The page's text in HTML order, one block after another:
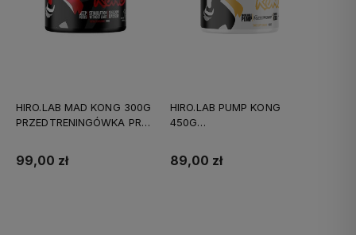
HIRO.LAB MAD KONG 300G
PRZEDTRENINGÓWKA PRE
99,00 zł
HIRO.LAB PUMP KONG
450G
89,00 zł